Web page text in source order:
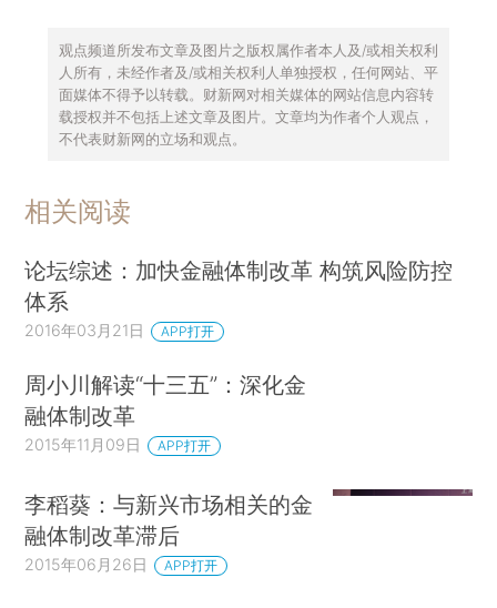
观点频道所发布文章及图片之版权属作者本人及/或相关权利
人所有，未经作者及/或相关权利人单独授权，任何网站、平
面媒体不得予以转载。财新网对相关媒体的网站信息内容转
载授权并不包括上述文章及图片。文章均为作者个人观点，
不代表财新网的立场和观点。
相关阅读
论坛综述：加快金融体制改革 构筑风险防控
体系
2016年03月21日 APP打开
周小川解读“十三五”：深化金
融体制改革
2015年11月09日 APP打开
李稻葵：与新兴市场相关的金
融体制改革滞后
2015年06月26日 APP打开